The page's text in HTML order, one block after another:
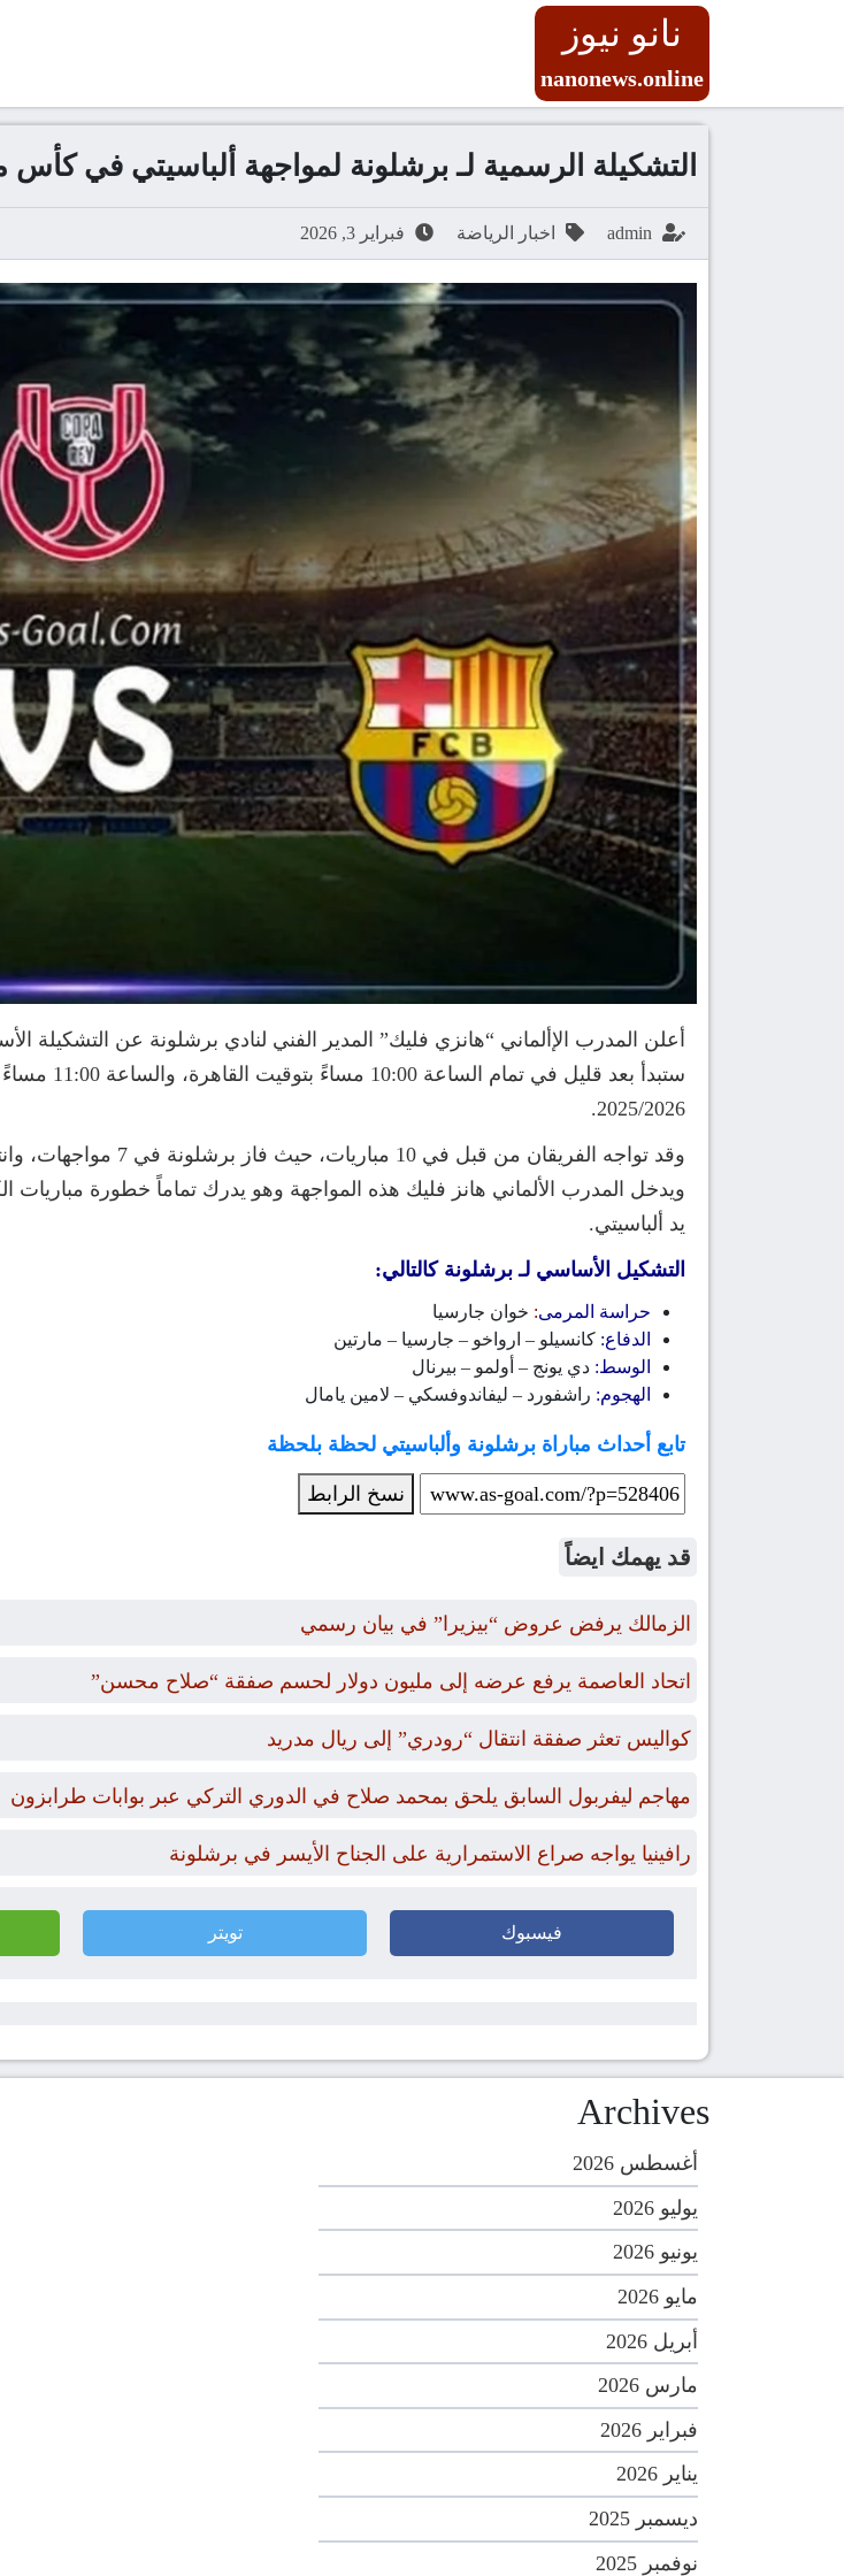
نانو نيوز
nanonews.online
التشكيلة الرسمية لـ برشلونة لمواجهة ألباسيتي في كأس
admin اخبار الرياضة فبراير 3, 2026
أعلن المدرب الإألماني “هانزي فليك” المدير الفني لنادي برشلونة عن التشكيلة
ستبدأ بعد
2025/2026.
وقد تواجه الفريقان من
ويدخل المدرب الألماني هانز فليك هذه المواجهة وهو يدرك تماماً خطورة
يد ألباسيتي.
التشكيل الأساسي لـ برشلونة كالتالي:
حراسة المرمى: خوان جارسيا
الدفاع: كانسيلو – ارواخو – جارسيا – مارتين
الوسط: دي يونج – أولمو – بيرنال
الهجوم: راشفورد – ليفاندوفسكي – لامين يامال
تابع أحداث مباراة برشلونة وألباسيتي لحظة بلحظة
نسخ الرابط
قد يهمك ايضاً
الزمالك يرفض عروض “بيزيرا” في بيان رسمي
اتحاد العاصمة يرفع عرضه إلى مليون دولار لحسم صفقة “صلاح محسن”
كواليس تعثر صفقة انتقال “رودري” إلى ريال مدريد
مهاجم ليفربول السابق يلحق بمحمد صلاح في الدوري التركي عبر بوابات طرابزون
رافينيا يواجه صراع الاستمرارية على الجناح الأيسر في برشلونة
فيسبوك تويتر
Archives
أغسطس 2026
يوليو 2026
يونيو 2026
مايو 2026
أبريل 2026
مارس 2026
فبراير 2026
يناير 2026
ديسمبر 2025
نوفمبر 2025